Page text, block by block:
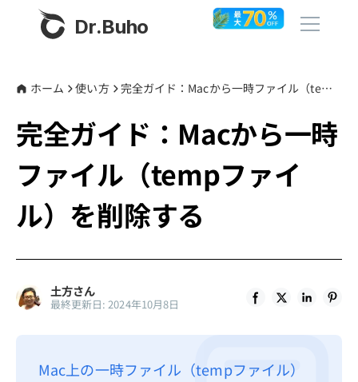
Dr.Buho
製品
BuhoCleaner
BuhoRepair
BuhoLaunchpad
ストア
その他
ホーム 使い方 完全ガイド：Macから一時ファイル（tempファイル）を削除する
完全ガイド：Macから一時
ファイル（tempファイ
ル）を削除する
土方さん
最終更新日: 2024年10月8日
Mac上の一時ファイル（tempファイル）